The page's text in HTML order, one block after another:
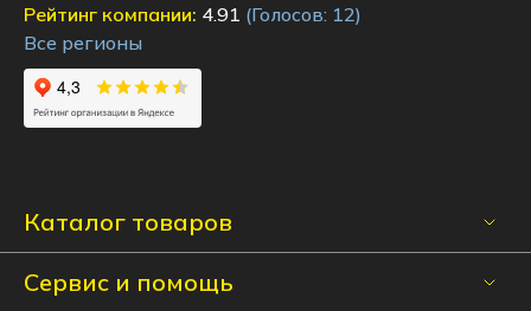
Каталог товаров
Сервис и помощь
Рейтинг компании: 4.91 (Голосов: 12)
Все регионы